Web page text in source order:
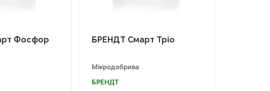
Фосфор БРЕНДТ Смарт Тріо
Мікродобрива
БРЕНДТ